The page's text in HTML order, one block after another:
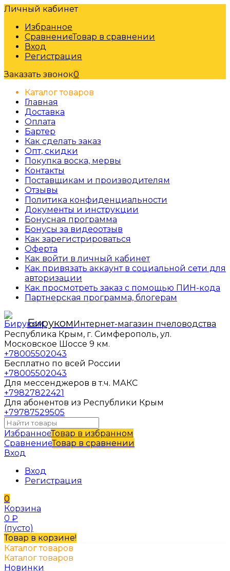
Личный кабинет
Избранное
СравнениеТовар в сравнении
Вход
Регистрация
Заказать звонок0
Каталог товаров
Главная
Доставка
Оплата
Бартер
Как сделать заказ
Опт, скидки
Покупка воска, мервы
Контакты
Поставщикам и производителям
Отзывы
Политика конфиденциальности
Документы и инструкции
Бонусная программа
Бонусы за видеоотзыв
Как зарегистрироваться
Оферта
Как войти в личный кабинет
Как привязать аккаунт в социальной сети для
авторизации
Как просмотреть заказ с помощью ПИН-кода
Партнерская программа, блогерам
БирукомИнтернет-магазин пчеловодства
Республика Крым, г. Симферополь, ул.
Московское Шоссе 9 км.
+78005502043
Бесплатно по всей России
+78005502043
Для мессенджеров в т.ч. МАКС
+79827822421
Для абонентов из Республики Крым
+79787529505
ИзбранноеТовар в избранном
СравнениеТовар в сравнении
Вход
Вход
Регистрация
0
Корзина
0 ₽
(пусто)
Товар в корзине!
Каталог товаров
Каталог товаров
Новинки